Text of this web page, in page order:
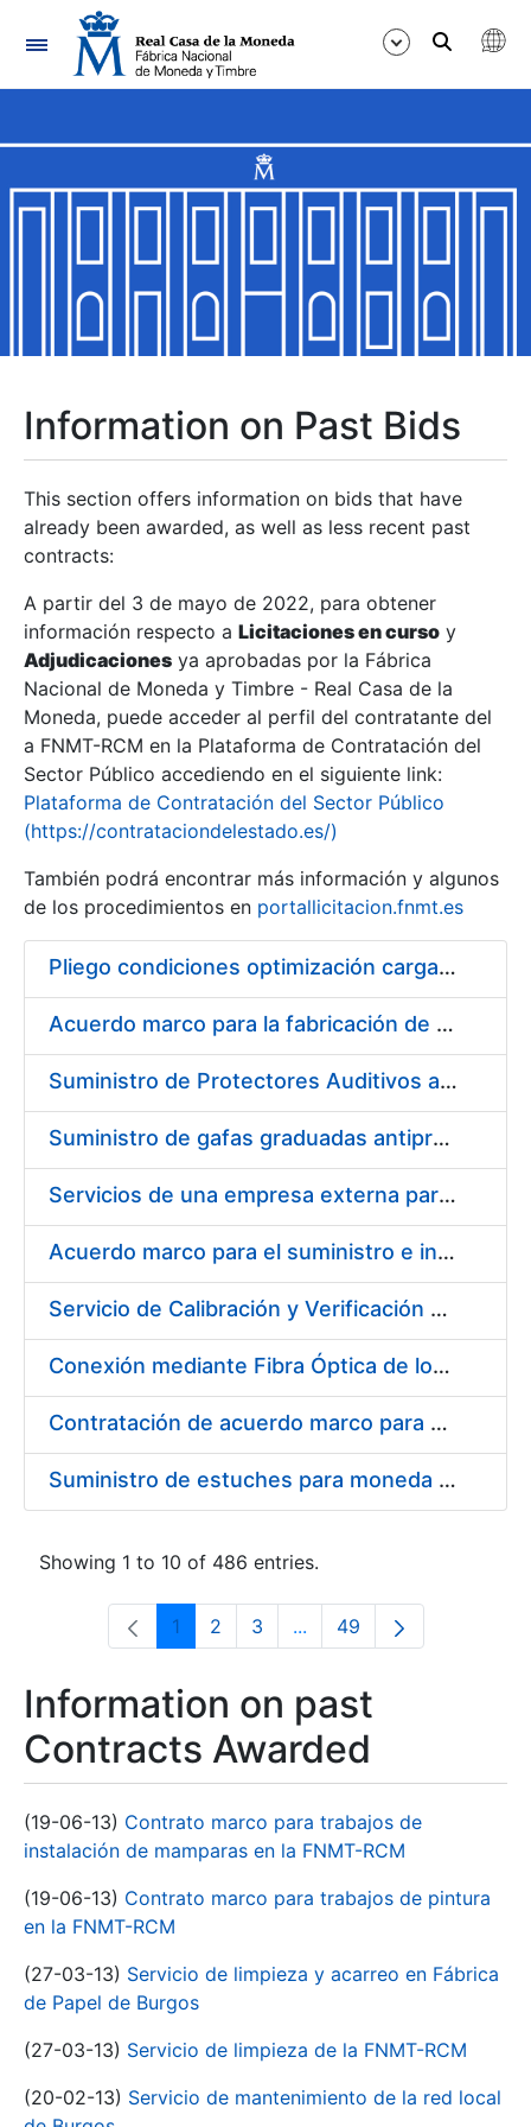
Navigation
Show/Hide
Show/Hide
Show/Hide
Show/Hide
Show/Hide
Show/Hide
Information on Past Bids
This section offers information on bids that have
already been awarded, as well as less recent past
contracts:
A partir del 3 de mayo de 2022, para obtener
información respecto a Licitaciones en curso y
Adjudicaciones ya aprobadas por la Fábrica
Nacional de Moneda y Timbre - Real Casa de la
Moneda, puede acceder al perfil del contratante del
a FNMT-RCM en la Plataforma de Contratación del
Sector Público accediendo en el siguiente link:
Plataforma de Contratación del Sector Público
(https://contrataciondelestado.es/)
También podrá encontrar más información y algunos
de los procedimientos en portallicitacion.fnmt.es
Pliego condiciones optimización cargas compras firmado
Acuerdo marco para la fabricación de piezas
Suministro de Protectores Auditivos a medida para las personas trabajadoras de los Centros de Trabajo de Madrid y Burgos
Suministro de gafas graduadas antiproyecciones para los trabajadores de la FNMT-RCM en los centros de trabajo de Madrid y Burgos
Servicios de una empresa externa para el asesoramiento y resolución de los recursos de alzada que se presentan relacionados con procesos de selección para la FNMT-RCM
Acuerdo marco para el suministro e instalación de persianas, estores y otros complementos
Servicio de Calibración y Verificación Externa de los Equipos de Medición del Servicio de Prevención de la FNMT-RCM
Conexión mediante Fibra Óptica de los Centros de Proceso de Datos (CPDs) de las sedes de la FNMT-RCM de Burgos y Madrid
Contratación de acuerdo marco para el Suministro de Material de Electricidad para la Fábrica Nacional de Moneda y Timbre-Real Casa de la Moneda en su centro de trabajo de Burgos
Suministro de estuches para moneda de 30 €
Showing 1 to 10 of 486 entries.
Page
1 Page
2 Page
3 ...Intermediate Pages Use
Page
49
Information on past
Contracts Awarded
(19-06-13) Contrato marco para trabajos de
instalación de mamparas en la FNMT-RCM
(19-06-13) Contrato marco para trabajos de pintura
en la FNMT-RCM
(27-03-13) Servicio de limpieza y acarreo en Fábrica
de Papel de Burgos
(27-03-13) Servicio de limpieza de la FNMT-RCM
(20-02-13) Servicio de mantenimiento de la red local